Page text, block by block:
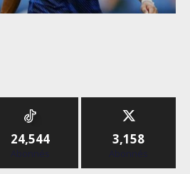
24,544
Abonnés
3,158
Abonnés